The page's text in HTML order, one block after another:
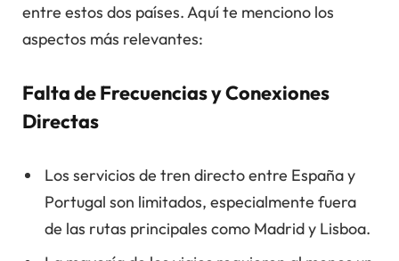
entre estos dos países. Aquí te menciono los
aspectos más relevantes:
Falta de Frecuencias y Conexiones
Directas
Los servicios de tren directo entre España y
Portugal son limitados, especialmente fuera
de las rutas principales como Madrid y Lisboa.